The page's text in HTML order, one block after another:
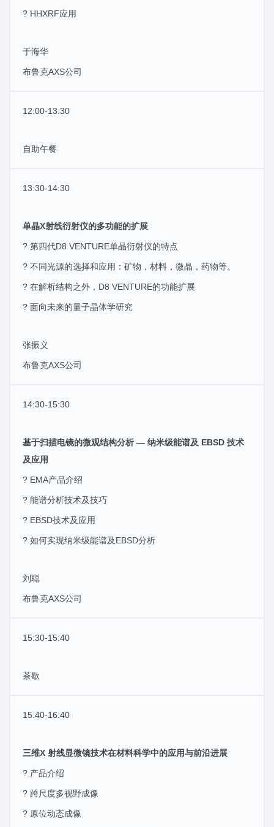
? HHXRF应用
于海华
布鲁克AXS公司
12:00-13:30
自助午餐
13:30-14:30
单晶X射线衍射仪的多功能的扩展
? 第四代D8 VENTURE单晶衍射仪的特点
? 不同光源的选择和应用：矿物，材料，微晶，药物等。
? 在解析结构之外，D8 VENTURE的功能扩展
? 面向未来的量子晶体学研究
张振义
布鲁克AXS公司
14:30-15:30
基于扫描电镜的微观结构分析 — 纳米级能谱及 EBSD 技术
及应用
? EMA产品介绍
? 能谱分析技术及技巧
? EBSD技术及应用
? 如何实现纳米级能谱及EBSD分析
刘聪
布鲁克AXS公司
15:30-15:40
茶歇
15:40-16:40
三维X 射线显微镜技术在材料科学中的应用与前沿进展
? 产品介绍
? 跨尺度多视野成像
? 原位动态成像